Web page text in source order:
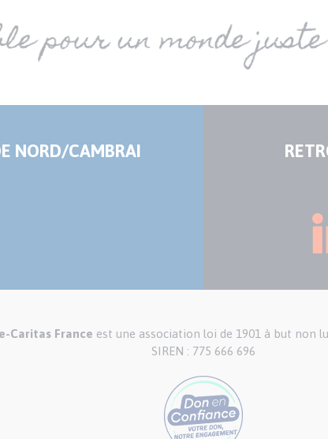
NORD/CAMBRAI
Caritas France est une association loi de 1901 à but non
SIREN : 775 666 696